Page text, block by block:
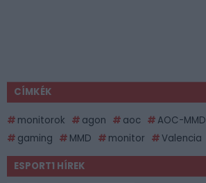
CÍMKÉK
monitorok agon aoc AOC-MMD
gaming
MMD monitor Valencia
ESPORT1 HÍREK